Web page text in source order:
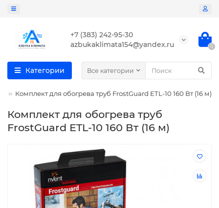
+7 (383) 242-95-30
azbukaklimata154@yandex.ru
0
Категории Все категории
Комплект для обогрева труб FrostGuard ETL-10 160 Вт (16 м)
Комплект для обогрева труб
FrostGuard ETL-10 160 Вт (16 м)